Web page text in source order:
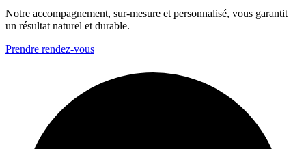
Notre accompagnement, sur-mesure et personnalisé, vous garantit
un résultat naturel et durable.
Prendre rendez-vous